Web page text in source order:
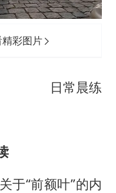
彩图片
日常晨练
于“前额叶”的内